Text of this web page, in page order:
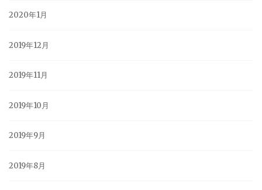
2020年1月
2019年12月
2019年11月
2019年10月
2019年9月
2019年8月